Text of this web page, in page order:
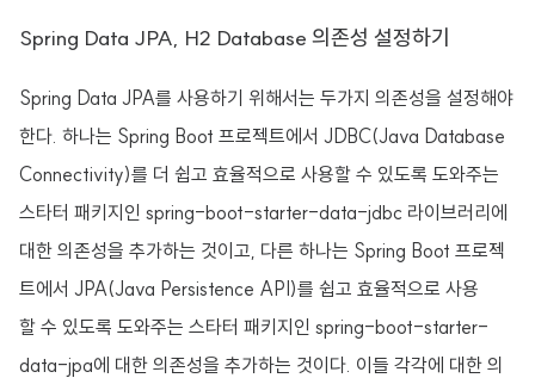
Spring Data JPA, H2 Database 의존성 설정하기
Spring Data JPA를 사용하기 위해서는 두가지 의존성을 설정해야
한다. 하나는 Spring Boot 프로젝트에서 JDBC(Java Database
Connectivity)를 더 쉽고 효율적으로 사용할 수 있도록 도와주는
스타터 패키지인 spring-boot-starter-data-jdbc 라이브러리에
대한 의존성을 추가하는 것이고, 다른 하나는 Spring Boot 프로젝
트에서 JPA(Java Persistence API)를 쉽고 효율적으로 사용
할 수 있도록 도와주는 스타터 패키지인 spring-boot-starter-
data-jpa에 대한 의존성을 추가하는 것이다. 이들 각각에 대한 의